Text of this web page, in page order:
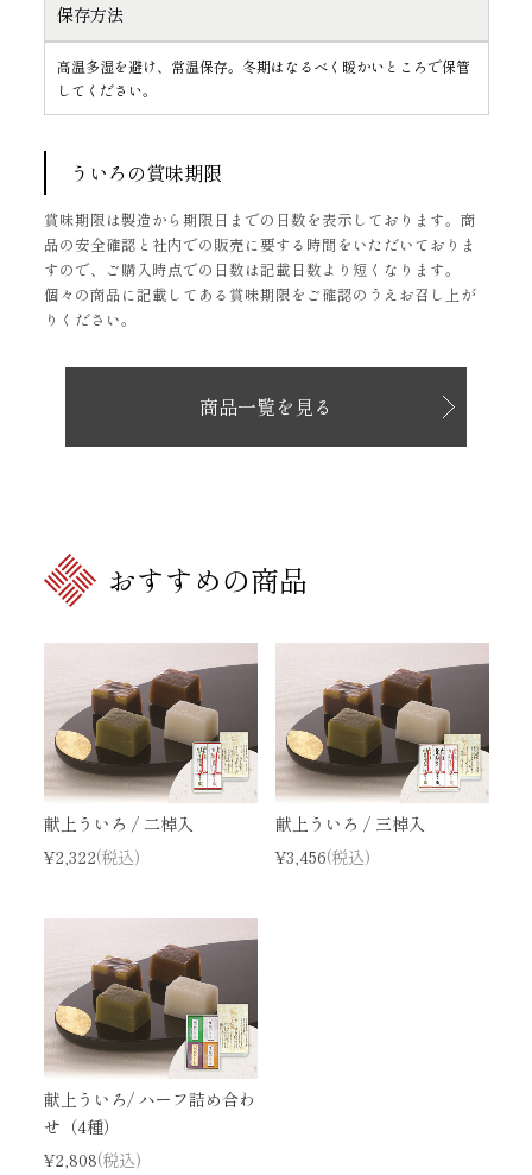
保存方法
高温多湿を避け、常温保存。冬期はなるべく暖かいところで保管
してください。
ういろの賞味期限
賞味期限は製造から期限日までの日数を表示しております。商
品の安全確認と社内での販売に要する時間をいただいておりま
すので、ご購入時点での日数は記載日数より短くなります。
個々の商品に記載してある賞味期限をご確認のうえお召し上が
りください。
商品一覧を見る
おすすめの商品
献上ういろ / 二棹入
¥2,322(税込)
献上ういろ / 三棹入
¥3,456(税込)
献上ういろ/ ハーフ詰め合わ
せ（4種）
¥2,808(税込)